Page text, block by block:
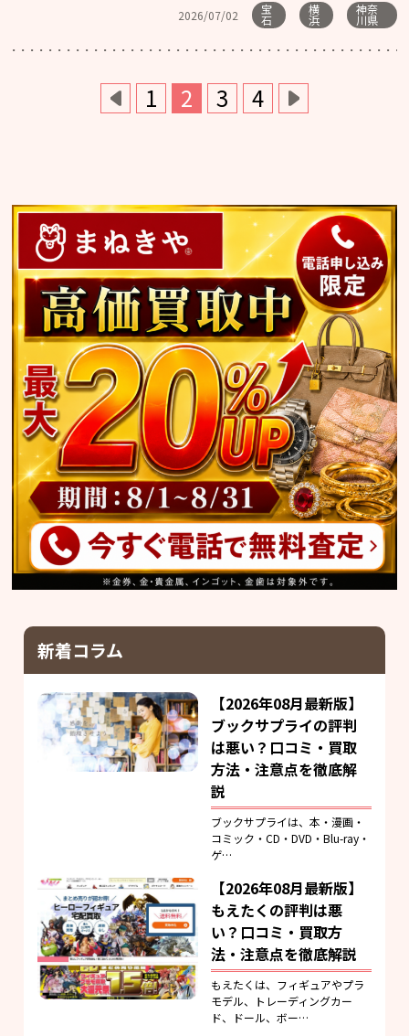
2026/07/02
宝
石
横
浜
神奈
川県
1 2 3 4
新着コラム
【2026年08月最新版】
ブックサプライの評判
は悪い？口コミ・買取
方法・注意点を徹底解
説
ブックサプライは、本・漫画・
コミック・CD・DVD・Blu-ray・
ゲ…
【2026年08月最新版】
もえたくの評判は悪
い？口コミ・買取方
法・注意点を徹底解説
もえたくは、フィギュアやプラ
モデル、トレーディングカー
ド、ドール、ボー…